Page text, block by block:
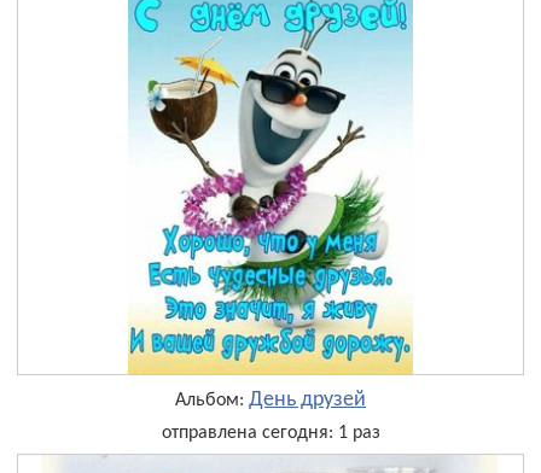
Альбом: День друзей
отправлена сегодня: 1 раз